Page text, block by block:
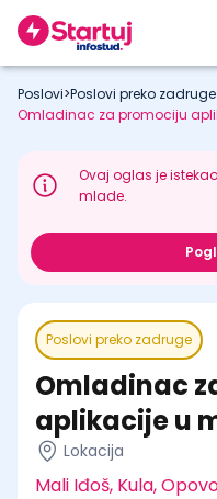
Poslovi>Poslovi preko zadruge
Omladinac za promociju
Ovaj oglas je
mlade.
Poslovi preko zadruge
Omladinac
aplikacije u
Lokacija
Mali Iđoš, Kula,